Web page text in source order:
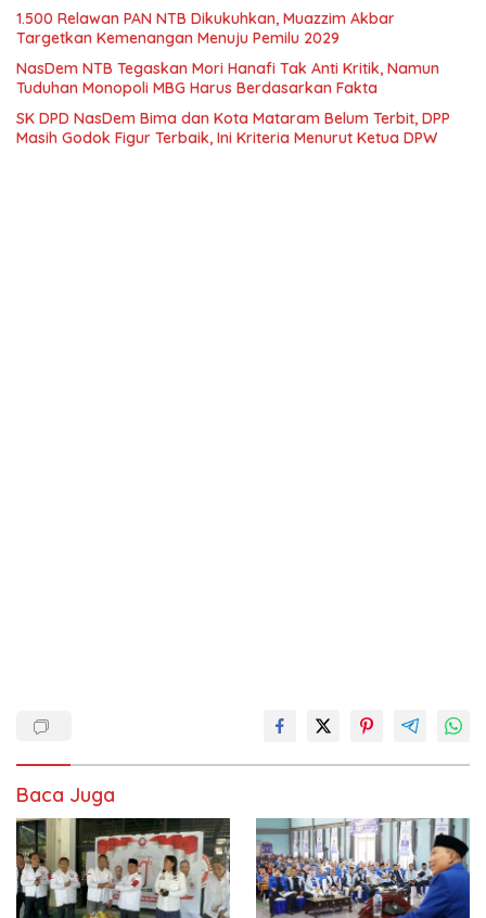
1.500 Relawan PAN NTB Dikukuhkan, Muazzim Akbar
Targetkan Kemenangan Menuju Pemilu 2029
NasDem NTB Tegaskan Mori Hanafi Tak Anti Kritik, Namun
Tuduhan Monopoli MBG Harus Berdasarkan Fakta
SK DPD NasDem Bima dan Kota Mataram Belum Terbit, DPP
Masih Godok Figur Terbaik, Ini Kriteria Menurut Ketua DPW
Baca Juga